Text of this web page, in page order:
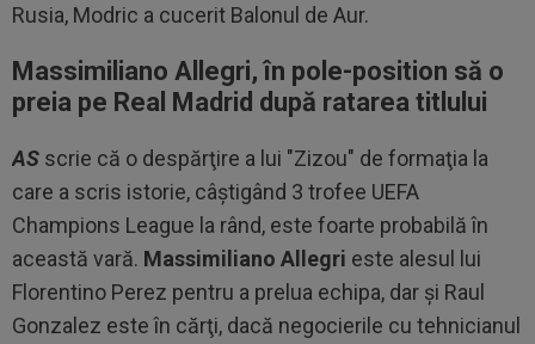
Rusia, Modric a cucerit Balonul de Aur.
Massimiliano Allegri, în pole-position să o
preia pe Real Madrid după ratarea titlului
AS scrie că o despărţire a lui "Zizou" de formaţia la
care a scris istorie, câştigând 3 trofee UEFA
Champions League la rând, este foarte probabilă în
această vară. Massimiliano Allegri este alesul lui
Florentino Perez pentru a prelua echipa, dar şi Raul
Gonzalez este în cărţi, dacă negocierile cu tehnicianul